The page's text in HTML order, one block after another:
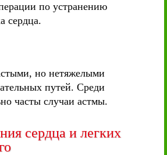
по устранению
сердца.
но нетяжелыми
путей. Среди
часты случаи астмы.
сердца и легких